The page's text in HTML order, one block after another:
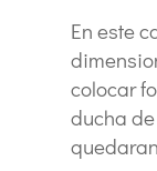
En este
colocar
ducha